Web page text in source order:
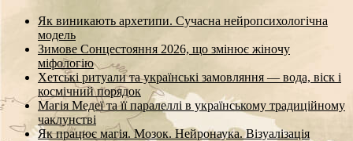
Як виникають архетипи. Сучасна нейропсихологічна
модель
Зимове Сонцестояння 2026, що змінює жіночу
міфологію
Хетські ритуали та українські замовляння — вода, віск і
космічний порядок
Магія Медеї та її паралеллі в українському традиційному
чаклунстві
Як працює магія. Мозок. Нейронаука. Візуалізація